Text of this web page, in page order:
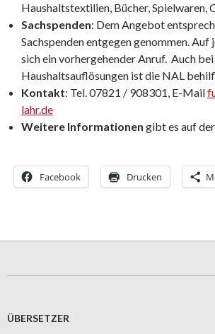
Haushaltstextilien, Bücher, Spielwaren,
Sachspenden: Dem Angebot
Sachspenden entgegen genommen.
sich ein vorhergehender Anruf. Auch
Haushaltsauflösungen ist die NAL
Kontakt: Tel. 07821 / 908301, E-Mail
lahr.de
Weitere Informationen gibt es auf der
Facebook Drucken
ÜBERSETZER